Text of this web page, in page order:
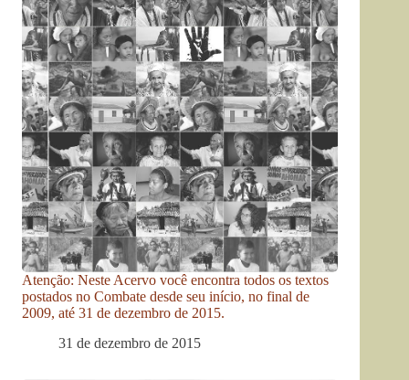
Atenção: Neste Acervo você encontra todos os textos
postados no Combate desde seu início, no final de
2009, até 31 de dezembro de 2015.
31 de dezembro de 2015